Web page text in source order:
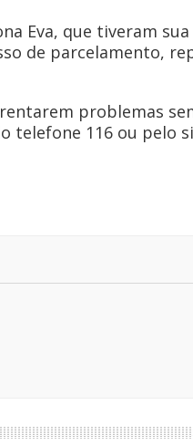
Eva, que tiveram
de parcelamento,
problemas
telefone 116 ou pelo